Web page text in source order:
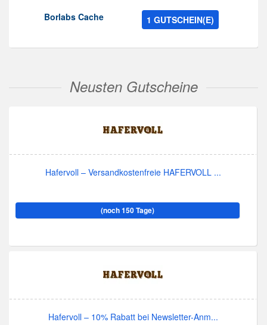
Borlabs Cache 1 GUTSCHEIN(E)
Neusten Gutscheine
Hafervoll – Versandkostenfreie HAFERVOLL ...
(noch 150 Tage)
Hafervoll – 10% Rabatt bei Newsletter-Anm...